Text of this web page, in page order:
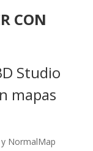
CON
Studio
mapas
NormalMap